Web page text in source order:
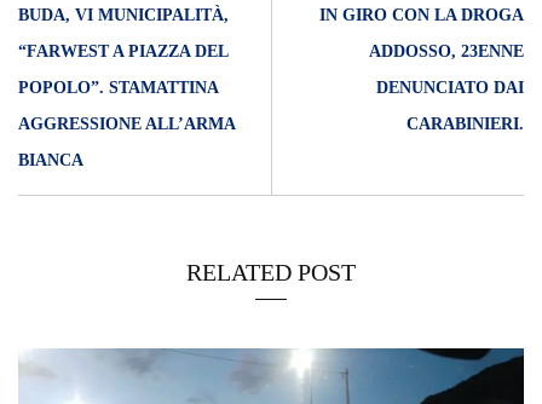
BUDA, VI MUNICIPALITÀ,
“FARWEST A PIAZZA DEL
POPOLO”. STAMATTINA
AGGRESSIONE ALL’ARMA
BIANCA
IN GIRO CON LA DROGA
ADDOSSO, 23ENNE
DENUNCIATO DAI
CARABINIERI.
RELATED POST